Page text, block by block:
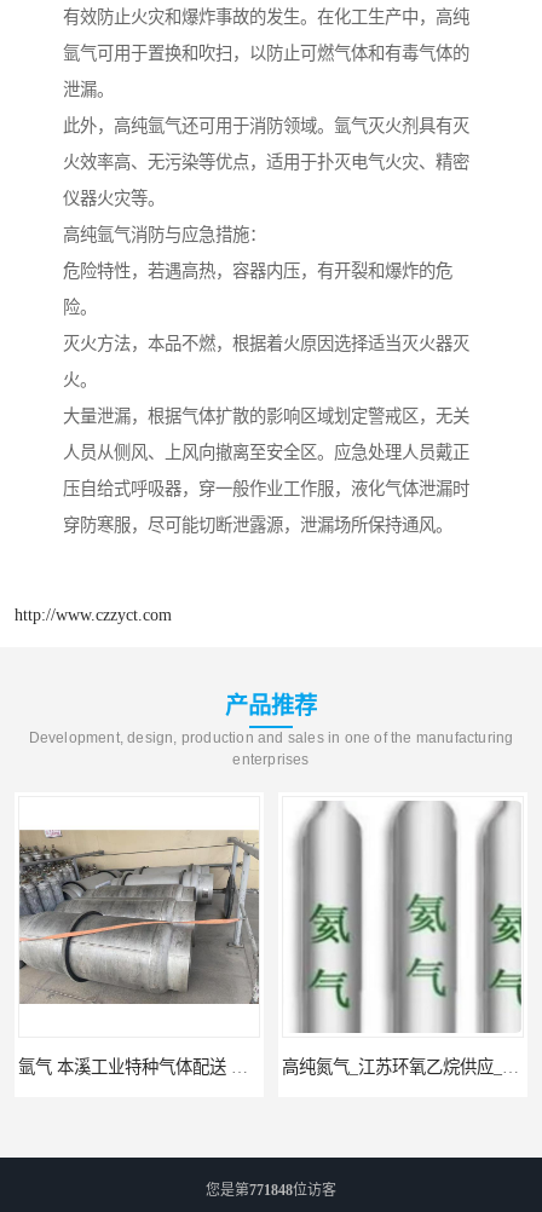
有效防止火灾和爆炸事故的发生。在化工生产中，高纯
氩气可用于置换和吹扫，以防止可燃气体和有毒气体的
泄漏。
此外，高纯氩气还可用于消防领域。氩气灭火剂具有灭
火效率高、无污染等优点，适用于扑灭电气火灾、精密
仪器火灾等。
高纯氩气消防与应急措施：
危险特性，若遇高热，容器内压，有开裂和爆炸的危
险。
灭火方法，本品不燃，根据着火原因选择适当灭火器灭
火。
大量泄漏，根据气体扩散的影响区域划定警戒区，无关
人员从侧风、上风向撤离至安全区。应急处理人员戴正
压自给式呼吸器，穿一般作业工作服，液化气体泄漏时
穿防寒服，尽可能切断泄露源，泄漏场所保持通风。
http://www.czzyct.com
产品推荐
Development, design, production and sales in one of the manufacturing
enterprises
氩气 本溪工业特种气体配送 工业气体 高纯氮气_江苏环氧乙烷供应_泳鑫气体
您是第771848位访客